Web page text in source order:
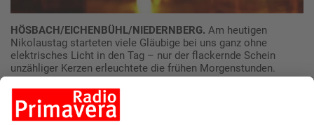
HÖSBACH/EICHENBÜHL/NIEDERNBERG. Am heutigen
Nikolaustag starteten viele Gläubige bei uns ganz ohne
elektrisches Licht in den Tag – nur der flackernde Schein
unzähliger Kerzen erleuchtete die frühen Morgenstunden.
Was sind Rorate-Messen?
Rorate-Messen sind ein fester Bestandteil der Adventszeit in